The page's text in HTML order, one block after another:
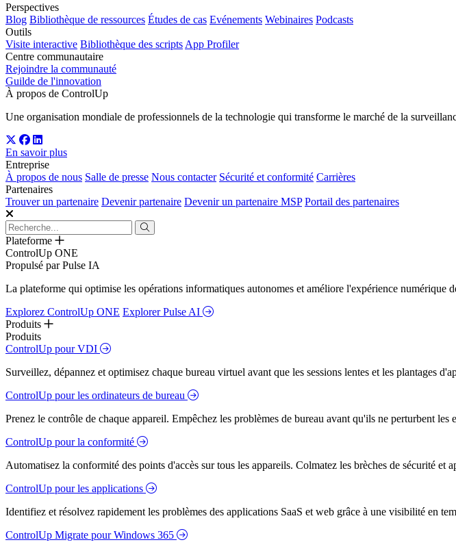
Perspectives
Blog Bibliothèque de ressources Études de cas Evénements Webinaires Podcasts
Outils
Visite interactive Bibliothèque des scripts App Profiler
Centre communautaire
Rejoindre la communauté
Guilde de l'innovation
À propos de ControlUp
Une organisation mondiale de professionnels de la technologie qui transforme le marché de la
En savoir plus
Entreprise
À propos de nous Salle de presse Nous contacter Sécurité et conformité Carrières
Partenaires
Trouver un partenaire Devenir partenaire Devenir un partenaire MSP Portail des partenaires
Plateforme
ControlUp ONE
Propulsé par Pulse IA
La plateforme qui optimise les opérations informatiques autonomes et améliore l'expérience numérique
Explorez ControlUp ONE Explorer Pulse AI
Produits
Produits
ControlUp pour VDI
Surveillez, dépannez et optimisez chaque bureau virtuel avant que les sessions lentes et les plantages
ControlUp pour les ordinateurs de bureau
Prenez le contrôle de chaque appareil. Empêchez les problèmes de bureau avant qu'ils ne perturbent
ControlUp pour la conformité
Automatisez la conformité des points d'accès sur tous les appareils. Colmatez les brèches de sécurité
ControlUp pour les applications
Identifiez et résolvez rapidement les problèmes des applications SaaS et web grâce à une visibilité en
ControlUp Migrate pour Windows 365